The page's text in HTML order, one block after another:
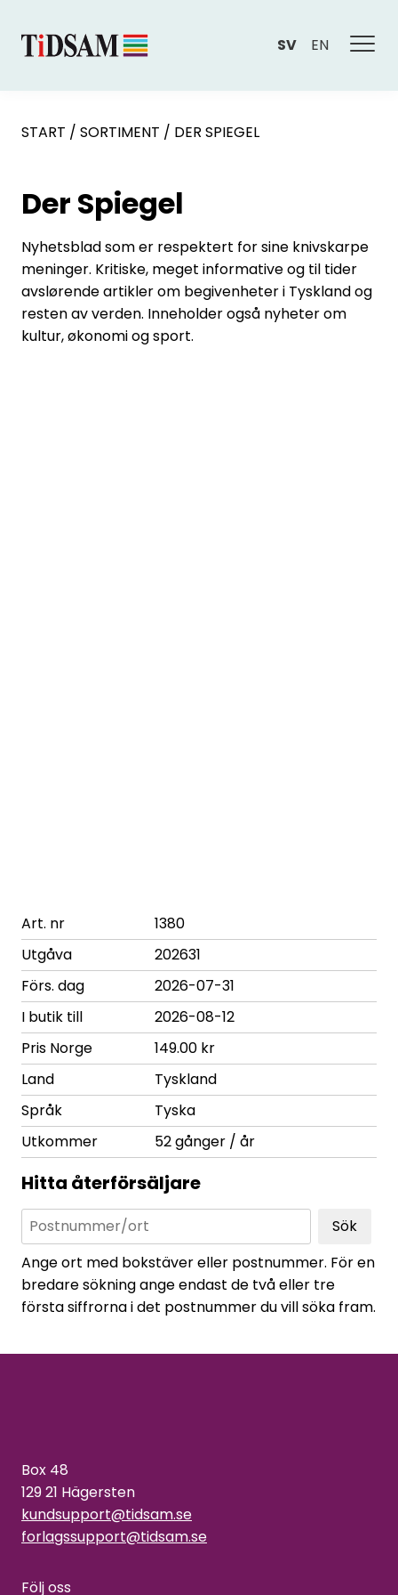
SV EN
START / SORTIMENT / DER SPIEGEL
Der Spiegel
Nyhetsblad som er respektert for sine knivskarpe
meninger. Kritiske, meget informative og til tider
avslørende artikler om begivenheter i Tyskland og
resten av verden. Inneholder også nyheter om
kultur, økonomi og sport.
Art. nr
1380
Utgåva
202631
Förs. dag
2026-07-31
I butik till
2026-08-12
Pris Norge
149.00 kr
Land
Tyskland
Språk
Tyska
Utkommer
52 gånger / år
Hitta återförsäljare
Sök
Ange ort med bokstäver eller postnummer. För en
bredare sökning ange endast de två eller tre
första siffrorna i det postnummer du vill söka fram.
Box 48
129 21 Hägersten
kundsupport@tidsam.se
forlagssupport@tidsam.se
Följ oss